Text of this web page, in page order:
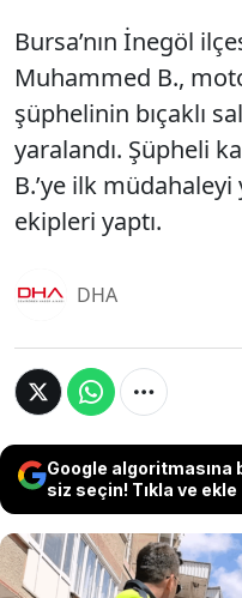
Bursa’nın İnegöl
Muhammed B.,
şüphelinin bıçaklı
yaralandı. Şüpheli
B.’ye ilk
ekipleri yaptı.
DHA
Google algoritmasına
siz seçin! Tıkla ve ekle